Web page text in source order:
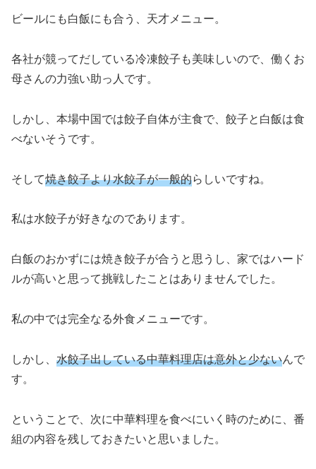
ビールにも白飯にも合う、天才メニュー。
各社が競ってだしている冷凍餃子も美味しいので、働くお
母さんの力強い助っ人です。
しかし、本場中国では餃子自体が主食で、餃子と白飯は食
べないそうです。
そして焼き餃子より水餃子が一般的らしいですね。
私は水餃子が好きなのであります。
白飯のおかずには焼き餃子が合うと思うし、家ではハード
ルが高いと思って挑戦したことはありませんでした。
私の中では完全なる外食メニューです。
しかし、 水餃子出している中華料理店は意外と少ないんで
す。
ということで、次に中華料理を食べにいく時のために、番
組の内容を残しておきたいと思いました。